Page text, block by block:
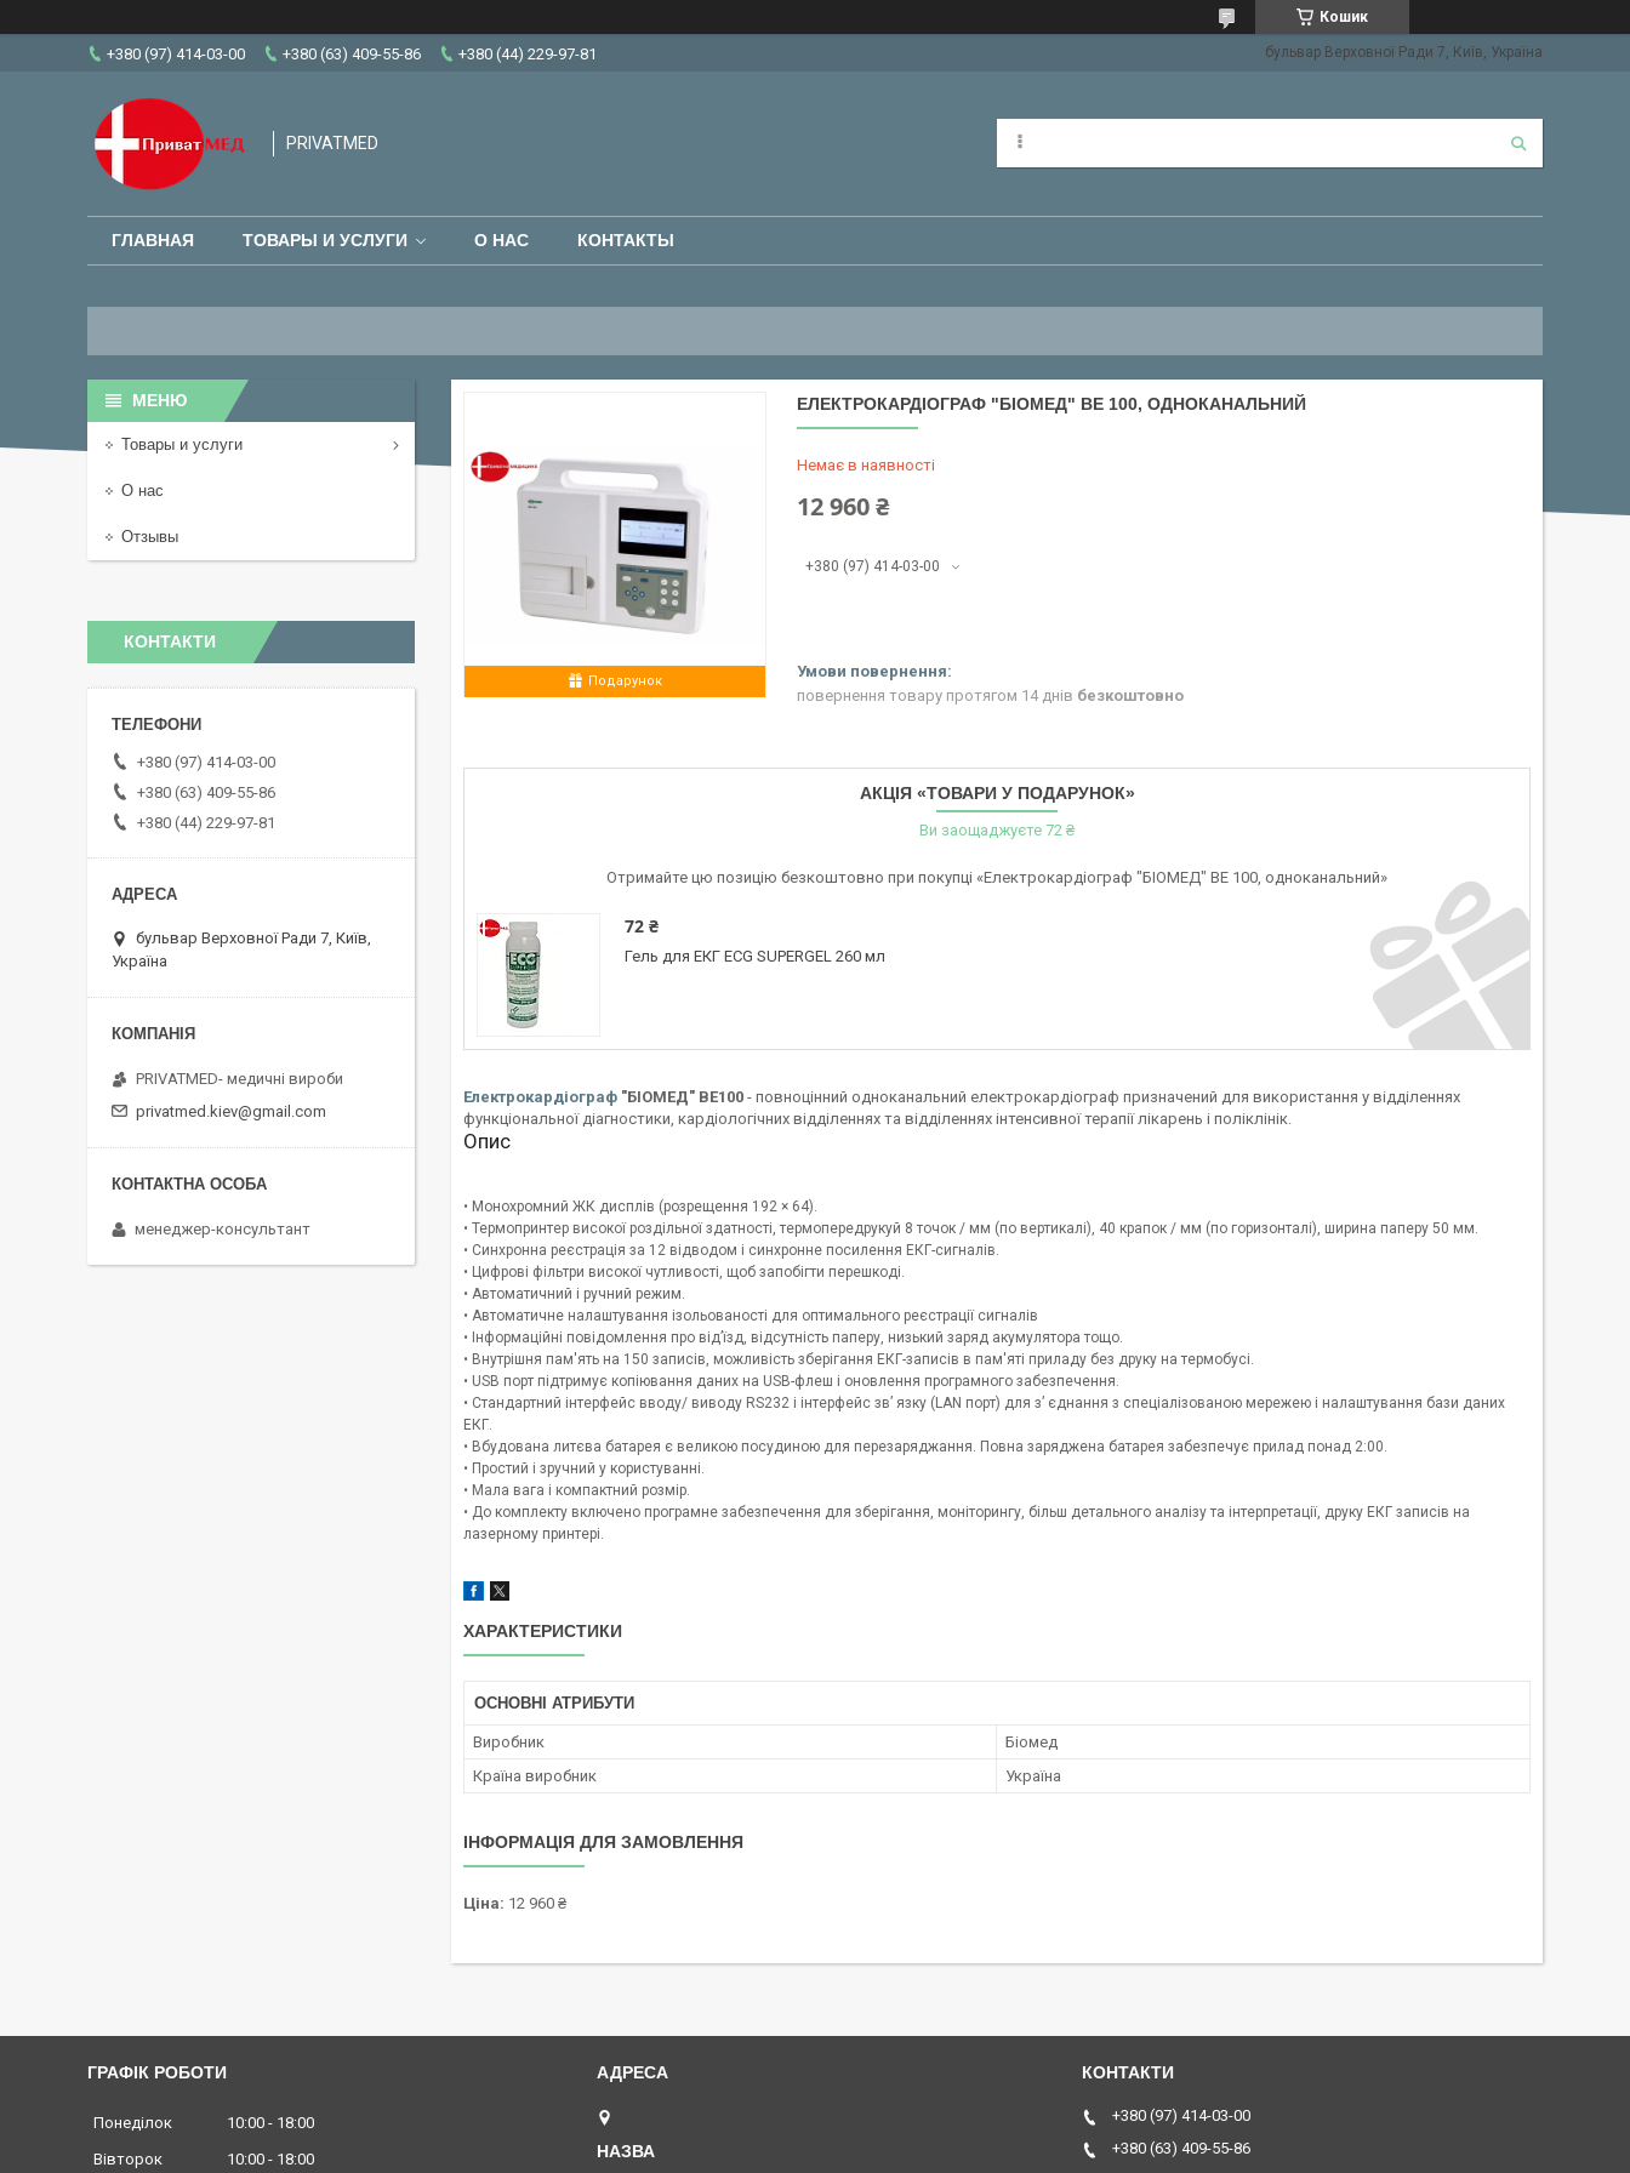
Кошик
+380 (97) 414-03-00 +380 (63) 409-55-86 +380 (44) 229-97-81 бульвар Верховної Ради 7, Київ, Україна
PRIVATMED
ГЛАВНАЯ ТОВАРЫ И УСЛУГИ О НАС КОНТАКТЫ
Подарунок
ЕЛЕКТРОКАРДІОГРАФ "БІОМЕД" BE 100, ОДНОКАНАЛЬНИЙ
Немає в наявності
12 960 ₴
+380 (97) 414-03-00
повернення товару протягом 14 днів безкоштовно
АКЦІЯ «ТОВАРИ У ПОДАРУНОК»
Ви заощаджуєте 72 ₴
Отримайте цю позицію безкоштовно при покупці «Електрокардіограф "БІОМЕД" BE 100, одноканальний»
72 ₴
Гель для ЕКГ ECG SUPERGEL 260 мл
Електрокардіограф "БІОМЕД" ВЕ100 - повноцінний одноканальний електрокардіограф призначений для використання у відділеннях
функціональної діагностики, кардіологічних відділеннях та відділеннях інтенсивної терапії лікарень і поліклінік.
Опис
• Монохромний ЖК дисплів (розрещення 192 × 64).
• Термопринтер високої роздільної здатності, термопередрукуй 8 точок / мм (по вертикалі), 40 крапок / мм (по горизонталі), ширина паперу 50 мм.
• Синхронна реєстрація за 12 відводом і синхронне посилення ЕКГ-сигналів.
• Цифрові фільтри високої чутливості, щоб запобігти перешкоді.
• Автоматичний і ручний режим.
• Автоматичне налаштування ізольованості для оптимального реєстрації сигналів
• Інформаційні повідомлення про від’їзд, відсутність паперу, низький заряд акумулятора тощо.
• Внутрішня пам'ять на 150 записів, можливість зберігання ЕКГ-записів в пам'яті приладу без друку на термобусі.
• USB порт підтримує копіювання даних на USB-флеш і оновлення програмного забезпечення.
• Стандартний інтерфейс вводу/ виводу RS232 і інтерфейс зв’ язку (LAN порт) для з’ єднання з спеціалізованою мережею і налаштування бази даних
ЕКГ.
• Вбудована литєва батарея є великою посудиною для перезаряджання. Повна заряджена батарея забезпечує прилад понад 2:00.
• Простий і зручний у користуванні.
• Мала вага і компактний розмір.
• До комплекту включено програмне забезпечення для зберігання, моніторингу, більш детального аналізу та інтерпретації, друку ЕКГ записів на
лазерному принтері.
ХАРАКТЕРИСТИКИ
ОСНОВНІ АТРИБУТИ
Виробник
Біомед
Країна виробник
Україна
ІНФОРМАЦІЯ ДЛЯ ЗАМОВЛЕННЯ
Ціна: 12 960 ₴
Товары и услуги
О нас
Отзывы
КОНТАКТИ
+380 (97) 414-03-00
+380 (63) 409-55-86
+380 (44) 229-97-81
бульвар Верховної Ради 7, Київ,
Україна
PRIVATMED- медичні вироби
privatmed.kiev@gmail.com
менеджер-консультант
ГРАФІК РОБОТИ
Понеділок 10:00
18:00
Вівторок
10:00 18:00
+380 (97) 414-03-00
+380 (63) 409-55-86